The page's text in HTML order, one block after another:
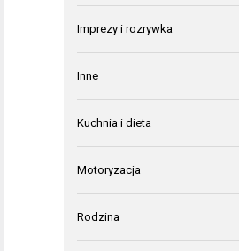
Imprezy i rozrywka
Inne
Kuchnia i dieta
Motoryzacja
Rodzina